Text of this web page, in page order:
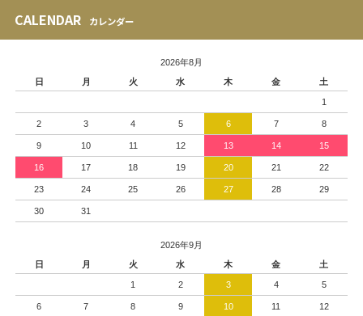
CALENDAR カレンダー
2026年8月
日
月 火 水 木 金 土
1
2 3 4 5 6 7 8
9 10 11 12 13 14 15
16 17 18 19 20 21 22
23 24 25 26 27 28 29
30 31
2026年9月
日
月 火 水 木 金 土
1 2 3 4 5
6 7 8 9 10 11 12